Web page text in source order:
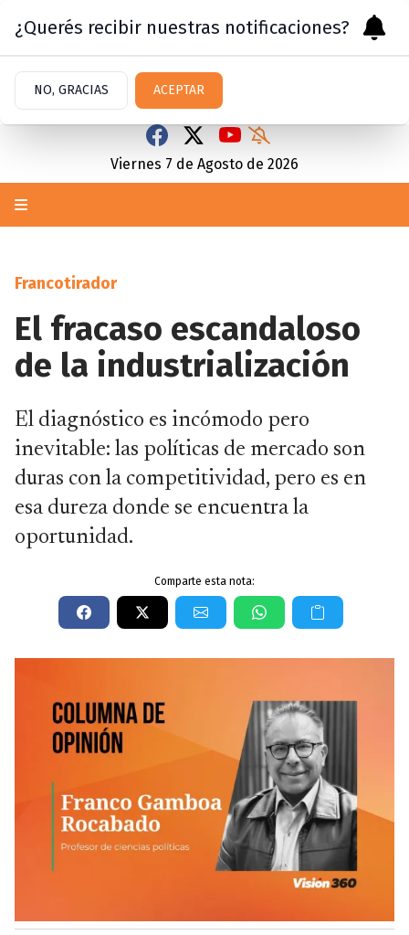
Viernes 7 de Agosto de 2026
Francotirador
El fracaso escandaloso
de la industrialización
El diagnóstico es incómodo pero
inevitable: las políticas de mercado son
duras con la competitividad, pero es en
esa dureza donde se encuentra la
oportunidad.
Comparte esta nota:
¿Querés recibir nuestras notificaciones?
NO, GRACIAS ACEPTAR